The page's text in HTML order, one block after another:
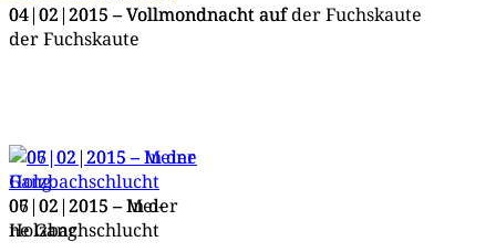
04|02|2015 – Voll­mond­nacht auf der Fuchskaute
04|02|2015 – Voll­mond­nacht auf
der Fuchskaute
06|02|2015 – In der
Holzbachschlucht
07|02|2015 – Mei­
ne Gang